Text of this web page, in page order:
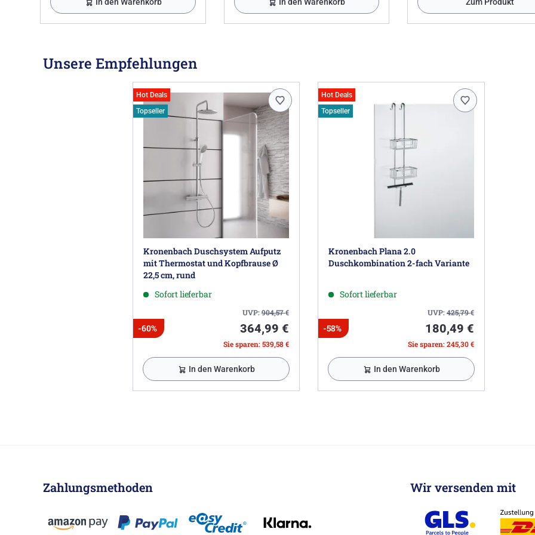
Unsere Empfehlungen
Hot Deals
Topseller
Kronenbach Duschsystem Aufputz
mit Thermostat und Kopfbrause Ø
22,5 cm, rund
Sofort lieferbar
UVP:904,57€
-60% 364,99 €
Sie sparen: 539,58 €
In den Warenkorb
Hot Deals
Topseller
Kronenbach Plana 2.0
Duschkombination 2-fach Variante
Sofort lieferbar
UVP:425,79€
-58% 180,49 €
Sie sparen: 245,30 €
In den Warenkorb
Zahlungsmethoden Wir versenden mit